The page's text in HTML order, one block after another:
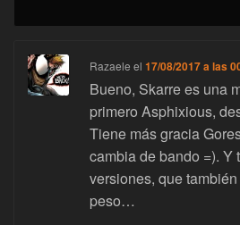
Razaele el17/08/2017 a las
Bueno, Skarre es una
primero Asphixious,
Tiene más gracia
cambia de bando =). Y
versiones, que
peso…